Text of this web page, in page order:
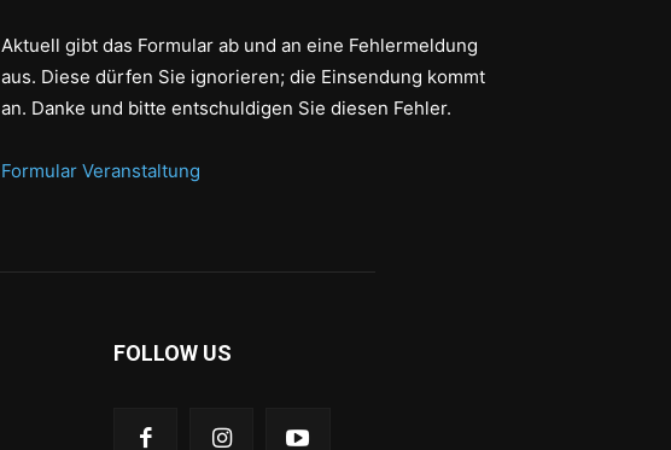
Aktuell gibt das Formular ab und an eine Fehlermeldung
aus. Diese dürfen Sie ignorieren; die Einsendung kommt
an. Danke und bitte entschuldigen Sie diesen Fehler.
Formular Veranstaltung
FOLLOW US